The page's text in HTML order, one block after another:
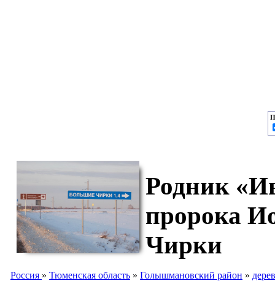
Родник
пророка
Чирки
Россия » Тюменская область » Голышмановский район »